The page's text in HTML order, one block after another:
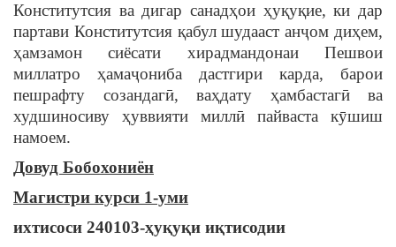
Конститутсия ва дигар санадҳои ҳуқуқие, ки дар
партави Конститутсия қабул шудааст анҷом диҳем,
ҳамзамон сиёсати хирадмандонаи Пешвои
миллатро ҳамаҷониба дастгири карда, барои
пешрафту созандагӣ, ваҳдату ҳамбастагӣ ва
худшиносиву ҳуввияти миллӣ пайваста кӯшиш
намоем.
Довуд Бобохониён
Магистри курси 1-уми
ихтисоси 240103-ҳуқуқи иқтисодии